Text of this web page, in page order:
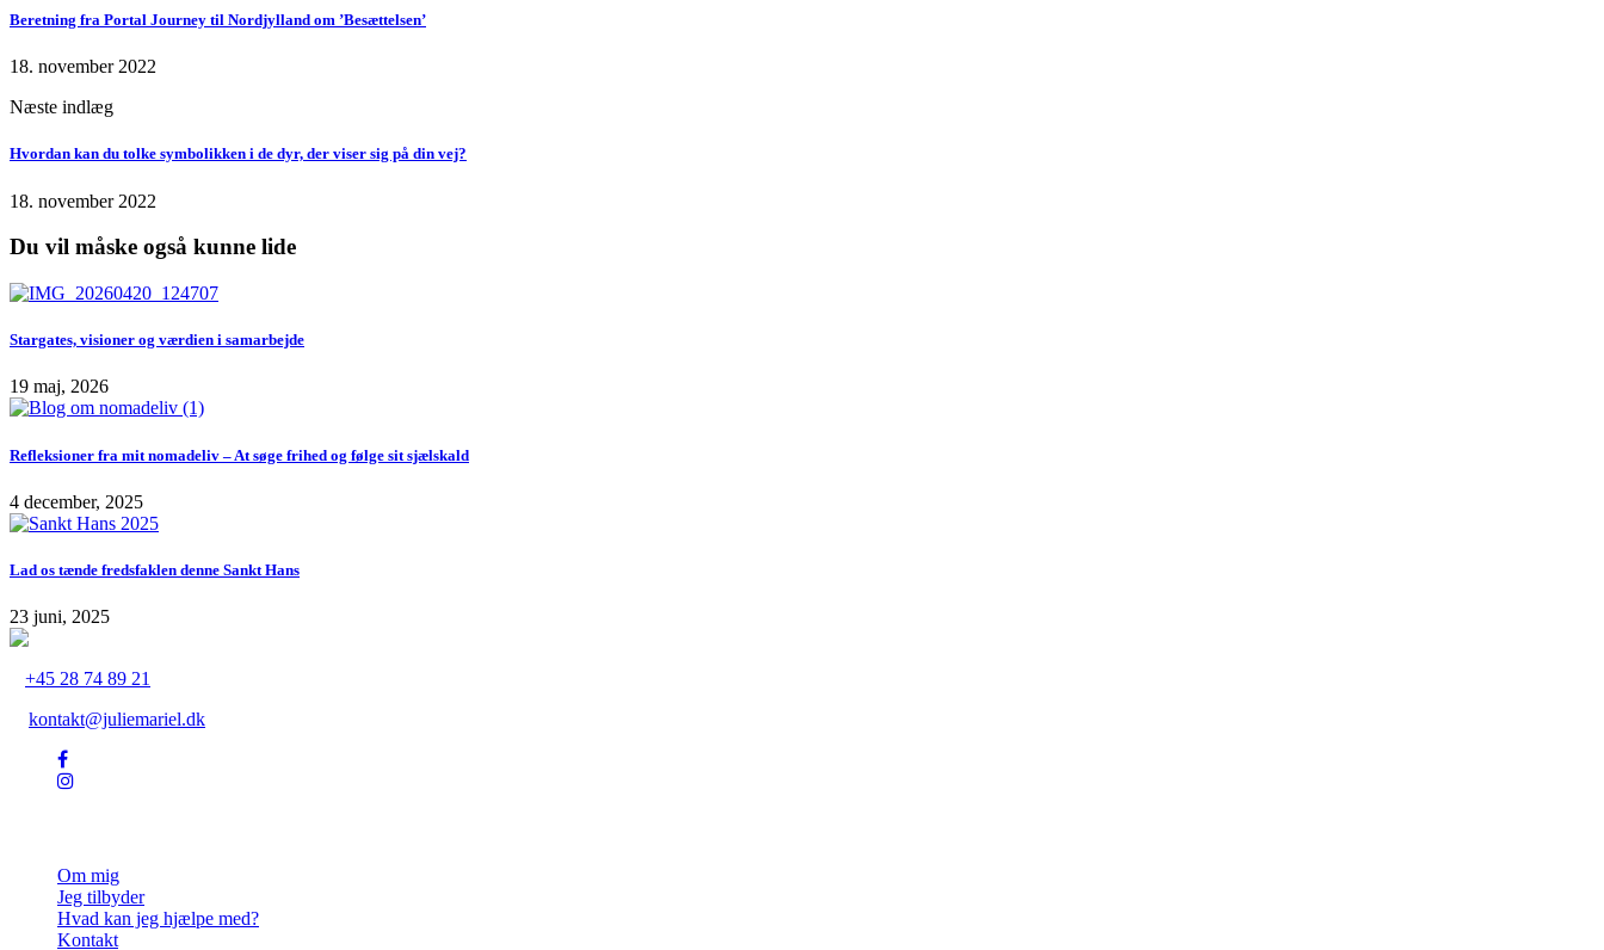
Beretning fra Portal Journey til Nordjylland om ’Besættelsen’
18. november 2022
Næste indlæg
Hvordan kan du tolke symbolikken i de dyr, der viser sig på din vej?
18. november 2022
Du vil måske også kunne lide
Stargates, visioner og værdien i samarbejde
19 maj, 2026
Refleksioner fra mit nomadeliv – At søge frihed og følge sit sjælskald
4 december, 2025
Lad os tænde fredsfaklen denne Sankt Hans
23 juni, 2025
+45 28 74 89 21
kontakt@juliemariel.dk
Om mig
Jeg tilbyder
Hvad kan jeg hjælpe med?
Kontakt